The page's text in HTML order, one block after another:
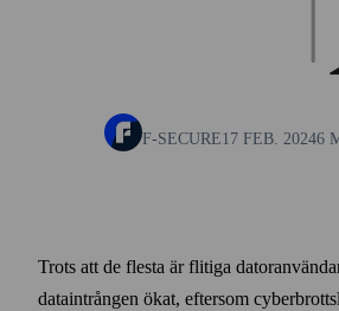
F-SECURE17 FEB. 20246
Trots att de flesta är flitiga
data­intrången ökat, efter­som